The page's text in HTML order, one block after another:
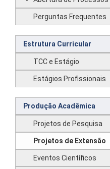
Perguntas Frequentes
Estrutura Curricular
TCC e Estágio
Estágios Profissionais
Produção Acadêmica
Projetos de Pesquisa
Projetos de Extensão
Eventos Científicos